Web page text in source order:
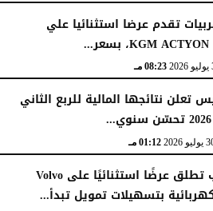
تقدم عرضا استثنائيا علي
08:23 مـ
تعلن نتائجها المالية للربع الثاني
01:12 مـ
عز العرب تطلق عرضًا استثنائيًا على Volvo